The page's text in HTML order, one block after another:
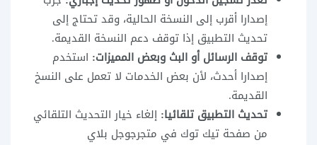
إصدارا أقرب إلى النسخة الحالية، وقد تحتاج إلى
تحديث التطبيق إذا توقف دعم النسخة القديمة.
توقف الرسائل أو البث وبعض المميزات: استخدم
إصدارا أحدث، لأن بعض الخدمات لا تعمل على النسخ
القديمة.
تحديث التطبيق تلقائيا: إلغاء خيار التحديث التلقائي
من صفحة تيك توك في متجرجوجل بلاي